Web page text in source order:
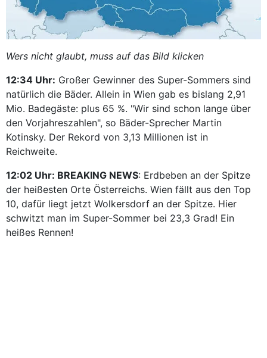
Wers nicht glaubt, muss auf das Bild klicken
12:34 Uhr: Großer Gewinner des Super-Sommers sind
natürlich die Bäder. Allein in Wien gab es bislang 2,91
Mio. Badegäste: plus 65 %. "Wir sind schon lange über
den Vorjahreszahlen", so Bäder-Sprecher Martin
Kotinsky. Der Rekord von 3,13 Millionen ist in
Reichweite.
12:02 Uhr: BREAKING NEWS: Erdbeben an der Spitze
der heißesten Orte Österreichs. Wien fällt aus den Top
10, dafür liegt jetzt Wolkersdorf an der Spitze. Hier
schwitzt man im Super-Sommer bei 23,3 Grad! Ein
heißes Rennen!